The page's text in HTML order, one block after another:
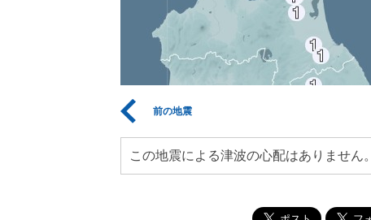
前の地震
この地震による津波の心配はありません。